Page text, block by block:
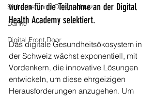
Sicherheit und Datenschutz
Danke
Digital Front Door
wurden für die Teilnahme an der Digital
Health Academy selektiert.
Das digitale Gesundheitsökosystem in
der Schweiz wächst exponentiell, mit
Vordenkern, die innovative Lösungen
entwickeln, um diese ehrgeizigen
Herausforderungen anzugehen. Um